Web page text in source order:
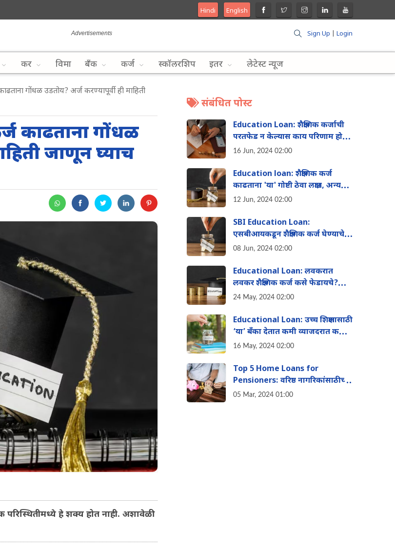
Hindi English
Sign Up Login
कर विमा बँक कर्ज स्कॉलरशिप इतर लेटेस्ट न्यूज
गोंधळ उडतोय? अर्ज करण्यापूर्वी ही माहिती
काढताना गोंधळ
जाणून घ्याच
हे शक्य होत नाही. अशावेळी
संबंधित पोस्ट
Education Loan: शैक्षणिक कर्जाची
परतफेड न केल्यास काय परिणाम होऊ
शकतात? जाणून घ्या
16 Jun, 2024 02:00
Education loan: शैक्षणिक कर्ज
काढताना 'या' गोष्टी ठेवा लक्षात, अन्यथा
भरावे लागतील जास्त पैसे
12 Jun, 2024 02:00
SBI Education Loan:
एसबीआयकडून शैक्षणिक कर्ज घेण्याचे
काय फायदे आहेत? वाचा
08 Jun, 2024 02:00
Educational Loan: लवकरात
लवकर शैक्षणिक कर्ज कसे फेडायचे?
जाणून घ्या या टिप्स
24 May, 2024 02:00
Educational Loan: उच्च शिक्षणासाठी
‘या’ बँका देतात कमी व्याजदरात कर्ज,
जाणून घ्या संपूर्ण माहिती
16 May, 2024 02:00
Top 5 Home Loans for
Pensioners: वरिष्ठ नागरिकांसाठीच्या
शीर्ष ५ कर्ज पर्यायांची माहिती, पहा
05 Mar, 2024 01:00